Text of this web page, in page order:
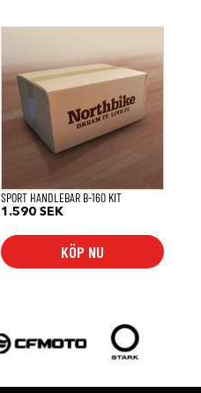
SPORT HANDLEBAR B-160 KIT
1.590SEK
KÖP NU